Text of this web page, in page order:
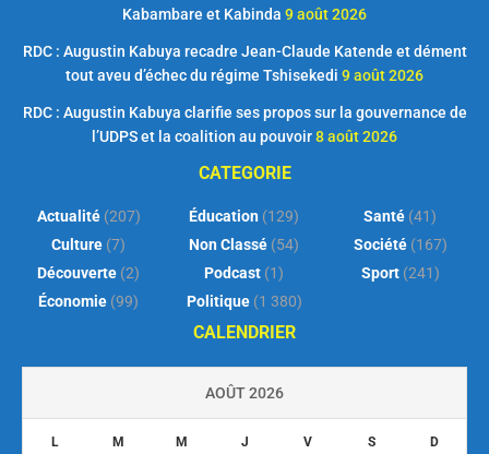
Kabambare et Kabinda 9 août 2026
RDC : Augustin Kabuya recadre Jean-Claude Katende et dément
tout aveu d’échec du régime Tshisekedi 9 août 2026
RDC : Augustin Kabuya clarifie ses propos sur la gouvernance de
l’UDPS et la coalition au pouvoir8 août 2026
CATEGORIE
Actualité(207)
Culture (7)
Découverte (2)
Économie (99)
Éducation (129)
Non Classé (54)
Podcast (1)
Politique(1 380)
Santé (41)
Société(167)
Sport(241)
CALENDRIER
AOÛT 2026
L M M J V S D